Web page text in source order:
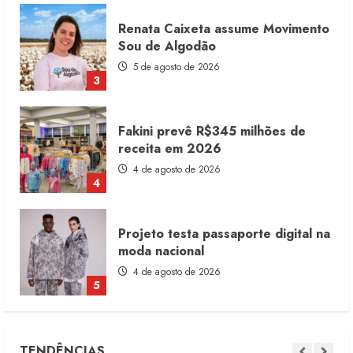
4
Fakini prevê R$345 milhões de
receita em 2026
4 de agosto de 2026
5
Projeto testa passaporte digital na
moda nacional
4 de agosto de 2026
1
Dia dos Pais reforça retomada da
moda no varejo
7 de agosto de 2026